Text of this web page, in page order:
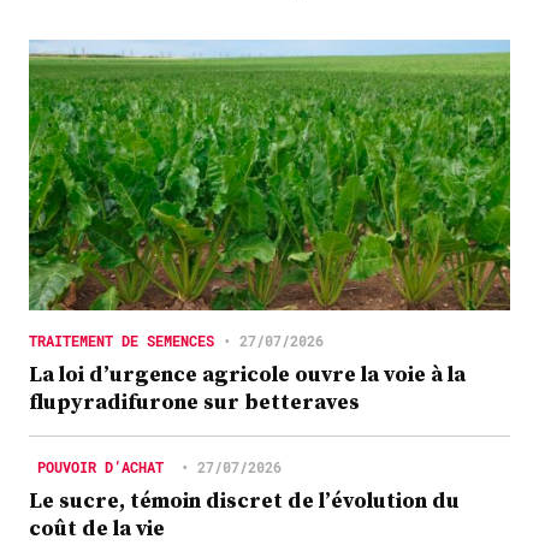
TRAITEMENT DE SEMENCES • 27/07/2026
La loi d’urgence agricole ouvre la voie à la
flupyradifurone sur betteraves
POUVOIR D’ACHAT • 27/07/2026
Le sucre, témoin discret de l’évolution du
coût de la vie